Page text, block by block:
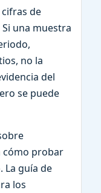
de
una muestra
no la
del
se puede
cómo probar
La guía de
los